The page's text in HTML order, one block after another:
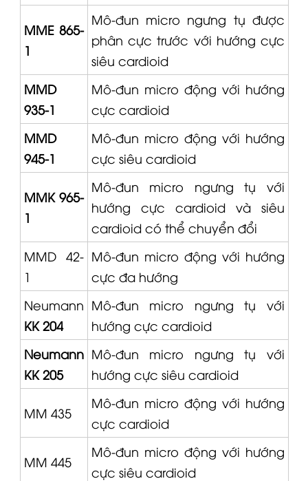
MME 865-
1
Mô-đun micro ngưng tụ được
phân cực trước với hướng cực
siêu cardioid
MMD
935-1
Mô-đun micro động với hướng
cực cardioid
MMD
945-1
Mô-đun micro động với hướng
cực siêu cardioid
MMK 965-
1
Mô-đun micro ngưng tụ với
hướng cực cardioid và siêu
cardioid có thể chuyển đổi
MMD 42-
1
Mô-đun micro động với hướng
cực đa hướng
Neumann
KK 204
Mô-đun micro ngưng tụ với
hướng cực cardioid
Neumann
KK 205
Mô-đun micro ngưng tụ với
hướng cực siêu cardioid
MM 435
Mô-đun micro động với hướng
cực cardioid
MM 445
Mô-đun micro động với hướng
cực siêu cardioid